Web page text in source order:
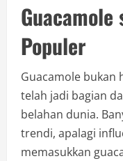
Populer
Guacamole bukan
telah jadi bagian
belahan dunia.
trendi, apalagi
memasukkan